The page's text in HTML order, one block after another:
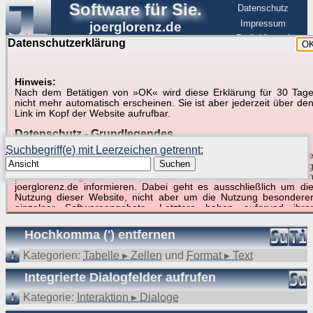
Datenschutzerklärung
Hinweis:
Nach dem Betätigen von »OK« wird diese Erklärung für 30 Tage
nicht mehr automatisch erscheinen. Sie ist aber jederzeit über den
Link im Kopf der Website aufrufbar.
Datenschutz - Grundlegendes
Diese Datenschutzerklärung soll die Nutzer dieser Website über die
Art, den Umfang und den Zweck der Erhebung und Verwendung
personenbezogener Daten durch den Websitebetreiber von
joerglorenz.de informieren. Dabei geht es ausschließlich um die
Nutzung dieser Website, nicht aber um die Nutzung besonderer
einzelner Softwareangebote. Letztere haben aufgrund ihrer
gespeichert werden müssen, die für das Funktionieren erforderlich
sind. Hier ist es wichtig, dass Sie selbst zum Testen dieser
Funktionen möglichst erfundene Daten verwenden. Ansonsten wird
auf die spezifischen Besonderheiten beim jeweiligen Angebot
gesondert hingewiesen.
Generell gilt: Wenn Sie ein Angebot bei den Add-Ins nutzen, bei
dem Daten übertragen werden, werden diese Daten auf dem
Software für Sie.
joerglorenz.de
Datenschutz
Impressum
BerlinHimmel
Suche in Beispielen und Tipps zu Excel und
VBA
Suchbegriff(e) mit Leerzeichen getrennt:
Suchen
Suchergebnisse (4 Treffer, 1 Begriff)
Hochkomma (') entfernen
Kategorien: Tabelle ▸ Zellen und Format ▸ Text
Integrierte Dialogfelder aufrufen
Kategorie: Interaktion ▸ Dialoge